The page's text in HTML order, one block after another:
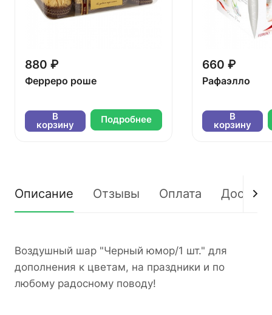
880 ₽
Ферреро роше
В
корзину Подробнее
660 ₽
Рафаэлло
В
корзину
Описание Отзывы Оплата
Воздушный шар "Черный юмор/1 шт." для
дополнения к цветам, на праздники и по
любому радосному поводу!